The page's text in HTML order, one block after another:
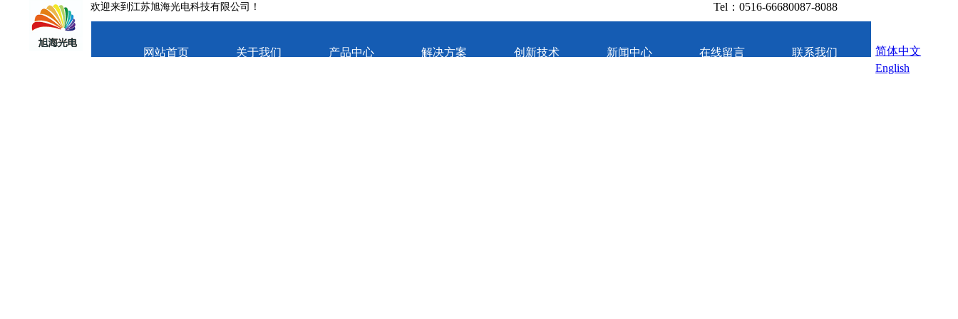
网站首页 关于我们 产品中心 解决方案 创新技术 新闻中心 在线留言 联系我们
Tel：0516-66680087-8088
欢迎来到江苏旭海光电科技有限公司！
简体中文
English